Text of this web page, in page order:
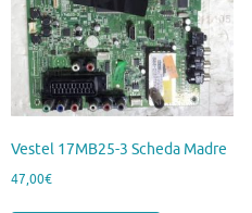
Vestel 17MB25-3 Scheda Madre
47,00€